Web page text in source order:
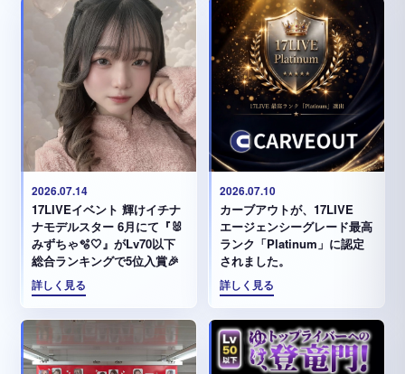
2026.07.14
17LIVEイベント 輝けイチナ
ナモデルスター 6月にて『🐰
みずちゃ️🫧🤍』がLv70以下
総合ランキングで5位入賞🎉
詳しく見る
2026.07.10
カーブアウトが、17LIVE
エージェンシーグレード最高
ランク「Platinum」に認定
されました。
詳しく見る